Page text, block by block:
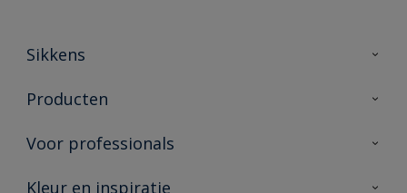
Sikkens
Over Sikkens
Duurzaamheid
Producten
Producten voor binnen
Voor professionals
Sikkens Partners 🔗
Kleur en inspiratie